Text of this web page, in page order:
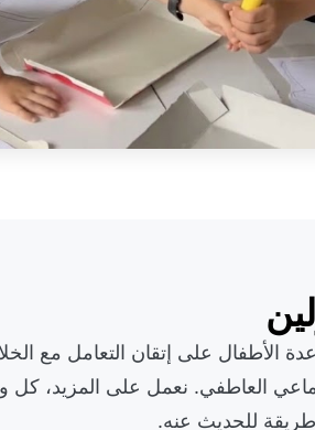
الأطفال على إتقان التعامل مع
العاطفي. نعمل على المزيد، كل
طريقة للحديث عنه.